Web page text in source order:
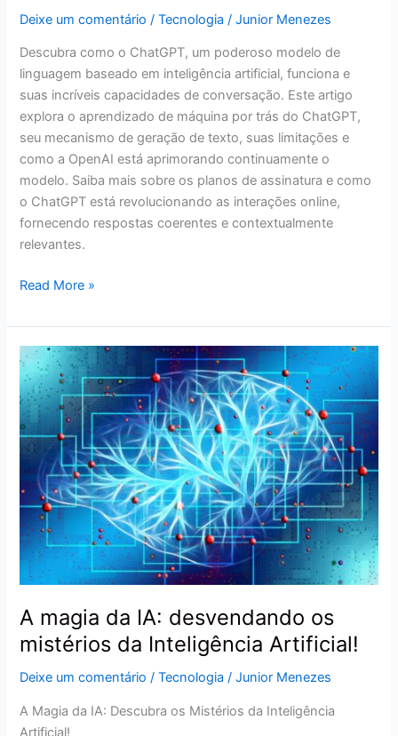
Deixe um comentário /Tecnologia /Junior Menezes
Descubra como o ChatGPT, um poderoso modelo de
linguagem baseado em inteligência artificial, funciona e
suas incríveis capacidades de conversação. Este artigo
explora o aprendizado de máquina por trás do ChatGPT,
seu mecanismo de geração de texto, suas limitações e
como a OpenAI está aprimorando continuamente o
modelo. Saiba mais sobre os planos de assinatura e como
o ChatGPT está revolucionando as interações online,
fornecendo respostas coerentes e contextualmente
relevantes.
Read More »
A magia da IA: desvendando os
mistérios da Inteligência Artificial!
Deixe um comentário /Tecnologia /Junior Menezes
A Magia da IA: Descubra os Mistérios da Inteligência
Artificial!
A
magia
da
IA:
desvendando
mistérios
da
Inteligência
Artificial!